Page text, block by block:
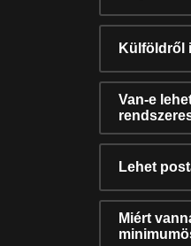
Külföldről
Van-e
Lehet
Miért